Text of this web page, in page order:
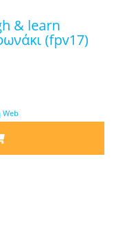
(fpv17)
Web